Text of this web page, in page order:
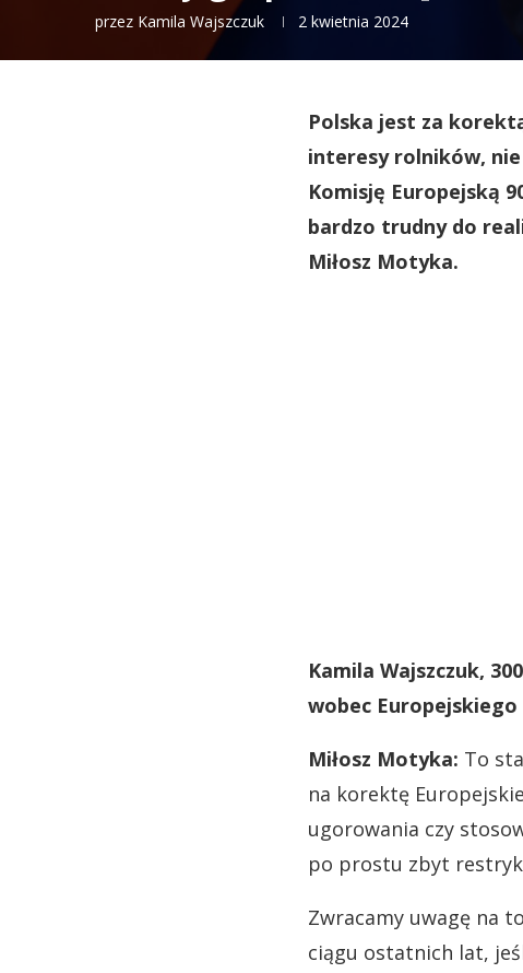
przez Kamila Wajszczuk 2 kwietnia 2024
Polska jest za
interesy rolników,
Komisję Europejską
bardzo trudny do
Miłosz Motyka.
Kamila Wajszczuk,
wobec Europejskiego
Miłosz Motyka: To
na korektę
ugorowania czy
po prostu zbyt
Zwracamy uwagę na
ciągu ostatnich lat,